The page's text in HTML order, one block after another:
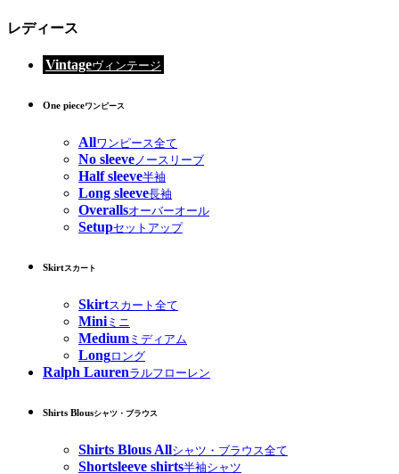
レディース
Vintageヴィンテージ
One pieceワンピース
Allワンピース全て
No sleeveノースリーブ
Half sleeve半袖
Long sleeve長袖
Overallsオーバーオール
Setupセットアップ
Skirtスカート
Skirtスカート全て
Miniミニ
Medium ミディアム
Longロング
Ralph Laurenラルフローレン
Shirts Blousシャツ・ブラウス
Shirts Blous Allシャツ・ブラウス全て
Shortsleeve shirts半袖シャツ